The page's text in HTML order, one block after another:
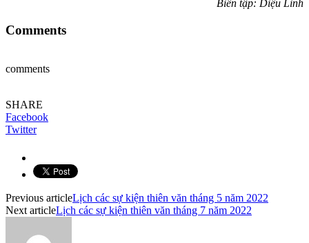
Biên tập: Diệu Linh
Comments
comments
SHARE
Facebook
Twitter
Previous articleLịch các sự kiện thiên văn tháng 5 năm 2022
Next articleLịch các sự kiện thiên văn tháng 7 năm 2022